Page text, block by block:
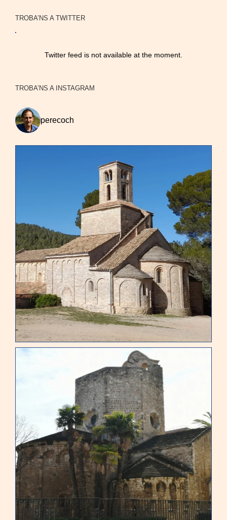
TROBA’NS A TWITTER
Twitter feed is not available at the moment.
TROBA’NS A INSTAGRAM
perecoch